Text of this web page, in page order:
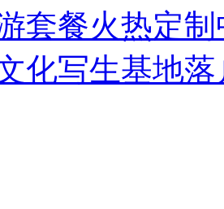
套餐火热定制
化写生基地